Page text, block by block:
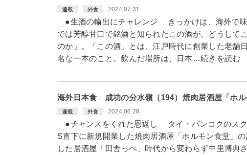
連載 外食 2024.07.31
●生酒の輸出にチャレンジ きっかけは、海外で味
では芳醇甘口で銘酒と知られたこの酒が、どうして
のか」。「この酒」とは、江戸時代に創業した老舗
名な一本のこと。飲んだ場所は、日本…続きを読む
海外日本食 成功の分水嶺（194）焼肉居酒屋「ホル
連載 外食 2024.06.28
●チャンスをくれた恩返し タイ・バンコクのスク
S直下に新規開業した焼肉居酒屋「ホルモン食堂」
した居酒屋「田舎っぺ」時代から変わらず中里博典